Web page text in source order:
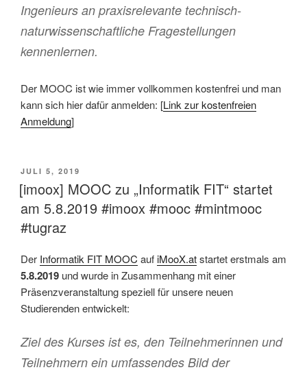
Ingenieurs an praxisrelevante technisch-
naturwissenschaftliche Fragestellungen
kennenlernen.
Der MOOC ist wie immer vollkommen kostenfrei und man
kann sich hier dafür anmelden: [Link zur kostenfreien
Anmeldung]
VERÖFFENTLICHT
AM
JULI 5, 2019
[imoox] MOOC zu „Informatik FIT“ startet
am 5.8.2019 #imoox #mooc #mintmooc
#tugraz
Der Informatik FIT MOOC aufiMooX.atstartet erstmals am
5.8.2019 und wurde in Zusammenhang mit einer
Präsenzveranstaltung speziell für unsere neuen
Studierenden entwickelt:
Ziel des Kurses ist es, den Teilnehmerinnen und
Teilnehmern ein umfassendes Bild der